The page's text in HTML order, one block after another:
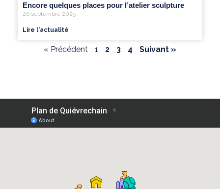
Encore quelques places pour l’atelier sculpture
26 septembre 2025
Lire l'actualité
« Précédent 1 2 3 4 Suivant »